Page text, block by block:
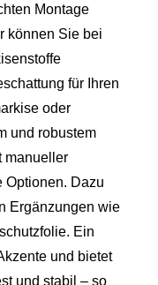
Montage
können Sie bei
für Ihren
oder
und robustem
manueller
Optionen. Dazu
Ergänzungen wie
Ein
und bietet
und stabil – so